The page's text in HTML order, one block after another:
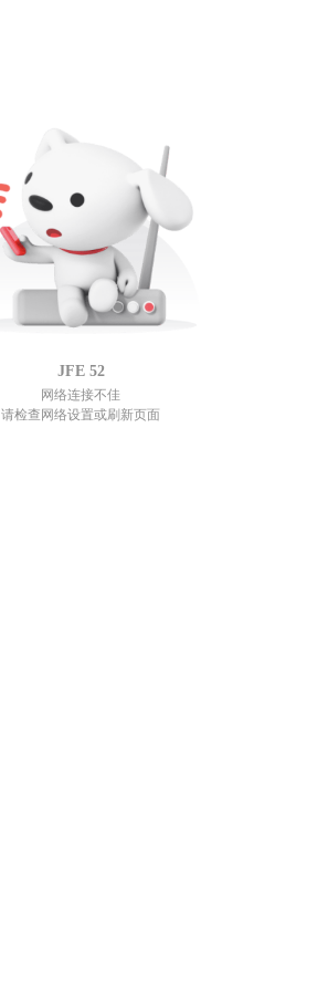
JFE 52
网络连接不佳
请检查网络设置或刷新页面